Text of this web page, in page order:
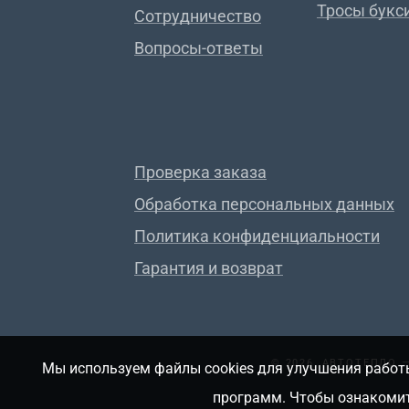
Сотрудничество
Вопросы-ответы
Тросы
Проверка заказа
Обработка персональных данных
Политика конфиденциальности
Гарантия и возврат
© 2026, АВТОТЕПЛО
Мы используем файлы cookies для улучшения
программ. Чтобы